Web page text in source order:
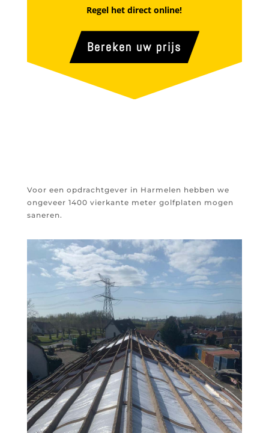
Regel het direct online!
Bereken uw prijs
Voor een opdrachtgever in Harmelen hebben we
ongeveer 1400 vierkante meter golfplaten mogen
saneren.